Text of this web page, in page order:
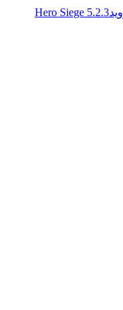
5.2.3 Hero Siege